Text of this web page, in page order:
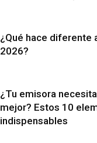
¿Qué hace diferente
2026?
¿Tu emisora
mejor? Estos 10
indispensables